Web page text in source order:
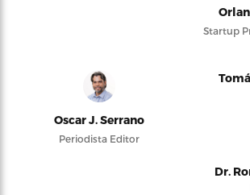
Startup
Oscar J. Serrano
Periodista Editor
Dr.